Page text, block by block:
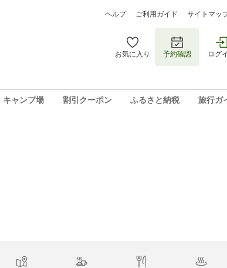
ヘルプ ご利用ガイド サイトマッ
お気に入り 予約確認 ログ
キャンプ場 割引クーポン ふるさと納税 旅行ガ